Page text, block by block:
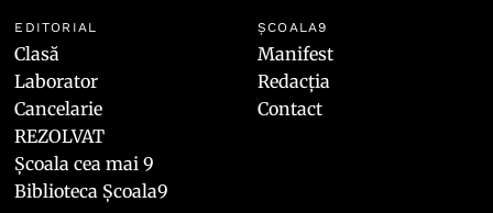
EDITORIAL
Clasă
Laborator
Cancelarie
REZOLVAT
Școala cea mai 9
Biblioteca Școala9
ȘCOALA9
Manifest
Redacția
Contact